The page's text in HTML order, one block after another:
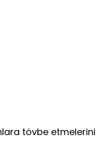
tövbe etmelerini